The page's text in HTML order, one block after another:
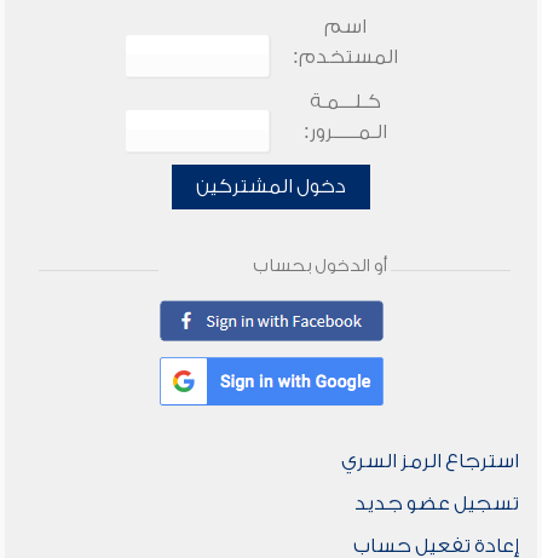
اسم
المستخدم:
كـلـــمـة
الـمـــــرور:
دخول المشتركين
أو الدخول بحساب
استرجاع الرمز السري
تسجيل عضو جديد
إعادة تفعيل حساب